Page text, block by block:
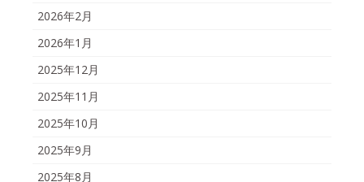
2026年2月
2026年1月
2025年12月
2025年11月
2025年10月
2025年9月
2025年8月